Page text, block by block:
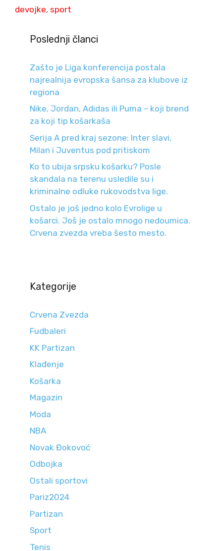
devojke, sport
Poslednji članci
Zašto je Liga konferencija postala
najrealnija evropska šansa za klubove iz
regiona
Nike, Jordan, Adidas ili Puma – koji brend
za koji tip košarkaša
Serija A pred kraj sezone: Inter slavi,
Milan i Juventus pod pritiskom
Ko to ubija srpsku košarku? Posle
skandala na terenu usledile su i
kriminalne odluke rukovodstva lige.
Ostalo je još jedno kolo Evrolige u
košarci. Još je ostalo mnogo nedoumica.
Crvena zvezda vreba šesto mesto.
Kategorije
Crvena Zvezda
Fudbaleri
KK Partizan
Klađenje
Košarka
Magazin
Moda
NBA
Novak Đokovoć
Odbojka
Ostali sportovi
Pariz2024
Partizan
Sport
Tenis